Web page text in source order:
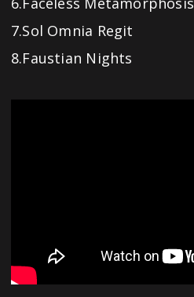
7.Sol Omnia Regit
8.Faustian Nights